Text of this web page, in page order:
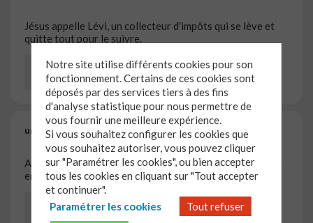
Jésus appelle Lévi, un collecteur d'impôts qui se lève et
quitte tout pour le suivre.
Accéder à l'étape
un officier
Au pied de la croix de Jésus, un officier romain reconnaît
en lui le Fils de Dieu
S'inscrire gratuitement
Notre site utilise différents cookies pour son
fonctionnement. Certains de ces cookies sont
déposés par des services tiers à des fins
d'analyse statistique pour nous permettre de
vous fournir une meilleure expérience.
Si vous souhaitez configurer les cookies que
vous souhaitez autoriser, vous pouvez cliquer
sur "Paramétrer les cookies", ou bien accepter
tous les cookies en cliquant sur "Tout accepter
et continuer".
Paramétrer les cookies
Tout refuser